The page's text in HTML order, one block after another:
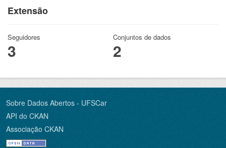
Extensão
Seguidores
3
Conjuntos de dados
2
Sobre Dados Abertos - UFSCar
API do CKAN
Associação CKAN